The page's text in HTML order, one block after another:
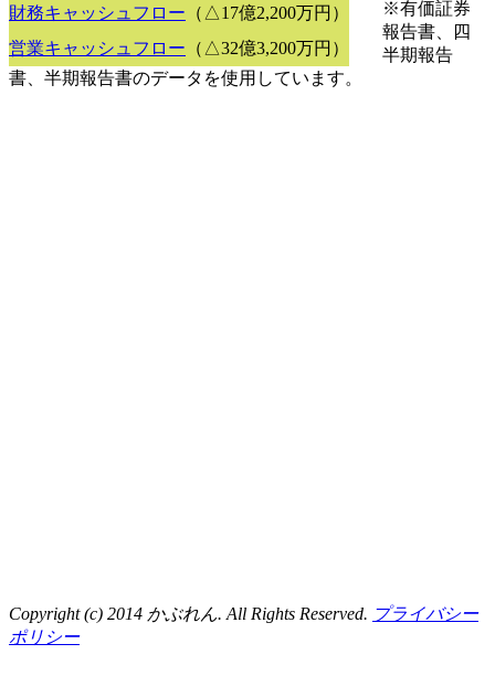
財務キャッシュフロー （△17億2,200万円）
営業キャッシュフロー （△32億3,200万円）
※有価証券
報告書、四
半期報告
書、半期報告書のデータを使用しています。
Copyright (c) 2014 かぶれん. All Rights Reserved. プライバシー
ポリシー